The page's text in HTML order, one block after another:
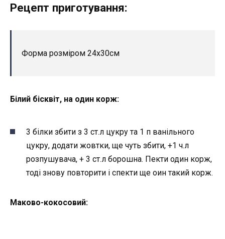
Рецепт приготування:
Форма розміром 24х30см
Білий бісквіт, на один корж:
3 білки збити з 3 ст.л цукру та 1 п ванільного
цукру, додати жовтки, ще чуть збити, +1 ч.л
розпушувача, + 3 ст.л борошна. Пекти один корж,
тоді знову повторити і спекти ще оин такий корж.
Маково-кокосовий: